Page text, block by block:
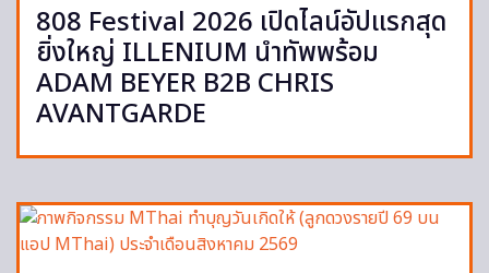
808 Festival 2026 เปิดไลน์อัปแรกสุด
ยิ่งใหญ่ ILLENIUM นำทัพพร้อม
ADAM BEYER B2B CHRIS
AVANTGARDE